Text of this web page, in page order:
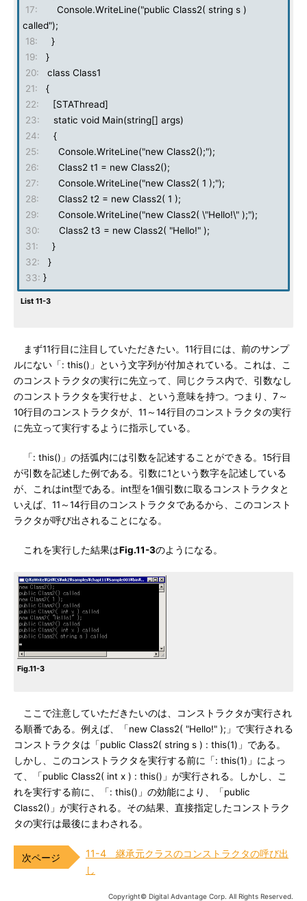
17:
Console.WriteLine("public Class2( string s )
called");
18:
}
19:
}
20:
class Class1
21:
{
22:
[STAThread]
23:
static void Main(string[] args)
24:
{
25:
Console.WriteLine("new Class2();");
26:
Class2 t1 = new Class2();
27:
Console.WriteLine("new Class2( 1 );");
28:
Class2 t2 = new Class2( 1 );
29:
Console.WriteLine("new Class2( \"Hello!\" );");
30:
Class2 t3 = new Class2( "Hello!" );
31:
}
32:
}
33: }
List 11-3
まず11行目に注目していただきたい。11行目には、前のサンプ
ルにない「: this()」という文字列が付加されている。これは、こ
のコンストラクタの実行に先立って、同じクラス内で、引数なし
のコンストラクタを実行せよ、という意味を持つ。つまり、7～
10行目のコンストラクタが、11～14行目のコンストラクタの実行
に先立って実行するように指示している。
「: this()」の括弧内には引数を記述することができる。15行目
が引数を記述した例である。引数に1という数字を記述している
が、これはint型である。int型を1個引数に取るコンストラクタと
いえば、11～14行目のコンストラクタであるから、このコンスト
ラクタが呼び出されることになる。
これを実行した結果はFig.11-3のようになる。
Fig.11-3
ここで注意していただきたいのは、コンストラクタが実行され
る順番である。例えば、「new Class2( "Hello!" );」で実行される
コンストラクタは「public Class2( string s ) : this(1)」である。
しかし、このコンストラクタを実行する前に「: this(1)」によっ
て、「public Class2( int x ) : this()」が実行される。しかし、こ
れを実行する前に、「: this()」の効能により、「public
Class2()」が実行される。その結果、直接指定したコンストラク
タの実行は最後にまわされる。
11-4 継承元クラスのコンストラクタの呼び出
し
Copyright© Digital Advantage Corp. All Rights Reserved.